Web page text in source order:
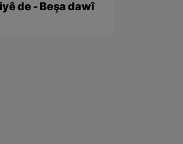
de - Beşa dawî